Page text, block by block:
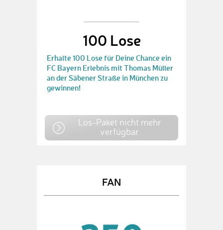
100 Lose
Erhalte 100 Lose für Deine Chance ein
FC Bayern Erlebnis mit Thomas Müller
an der Säbener Straße in München zu
gewinnen!
Los-Paket nicht mehr
verfügbar
FAN